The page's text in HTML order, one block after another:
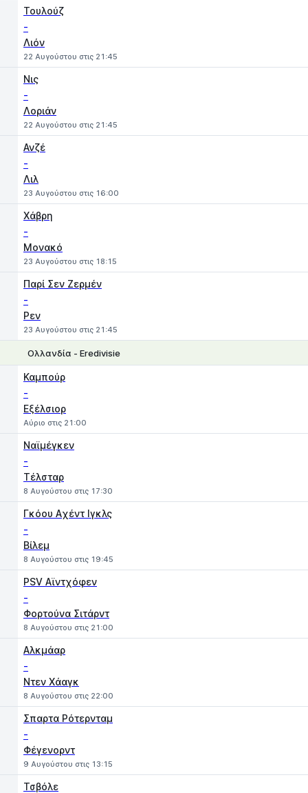
Τουλούζ
-
Λιόν
22 Αυγούστου στις 21:45
Νις
-
Λοριάν
22 Αυγούστου στις 21:45
Ανζέ
-
Λιλ
23 Αυγούστου στις 16:00
Χάβρη
-
Μονακό
23 Αυγούστου στις 18:15
Παρί Σεν Ζερμέν
-
Ρεν
23 Αυγούστου στις 21:45
Ολλανδία - Eredivisie
Καμπούρ
-
Εξέλσιορ
Αύριο στις 21:00
Ναϊμέγκεν
-
Τέλσταρ
8 Αυγούστου στις 17:30
Γκόου Aχέντ Ιγκλς
-
Βίλεμ
8 Αυγούστου στις 19:45
PSV Αϊντχόφεν
-
Φορτούνα Σιτάρντ
8 Αυγούστου στις 21:00
Αλκμάαρ
-
Ντεν Χάαγκ
8 Αυγούστου στις 22:00
Σπαρτα Ρότερνταμ
-
Φέγενορντ
9 Αυγούστου στις 13:15
Τσβόλε